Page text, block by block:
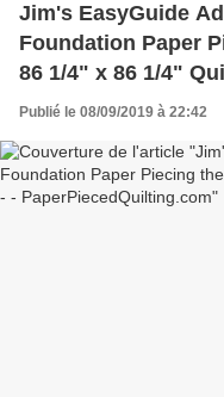
Jim's EasyGuide
Foundation Paper
86 1/4" x 86 1/4"
Publié le 08/09/2019 à 22:42